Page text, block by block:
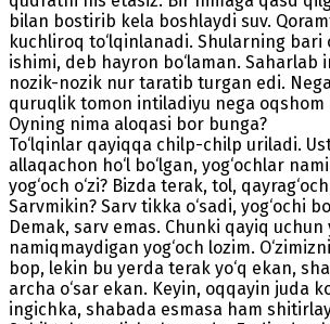
bilan bostirib kela boshlaydi suv.
kuchliroq to‘lqinlanadi. Shularning bari
ishimi, deb hayron bo‘laman. Saharlab
nozik-nozik nur taratib turgan edi.
quruqlik tomon intiladiyu nega oqshom
Oyning nima aloqasi bor bunga?
To‘lqinlar qayiqqa chilp-chilp uriladi.
allaqachon ho‘l bo‘lgan, yog‘ochlar
yog‘och o‘zi? Bizda terak, tol,
Sarvmikin? Sarv tikka o‘sadi, yog‘ochi
Demak, sarv emas. Chunki qayiq
namiqmaydigan yog‘och lozim.
bop, lekin bu yerda terak yo‘q ekan,
archa o‘sar ekan. Keyin, oqqayin juda
ingichka, shabada esmasa ham